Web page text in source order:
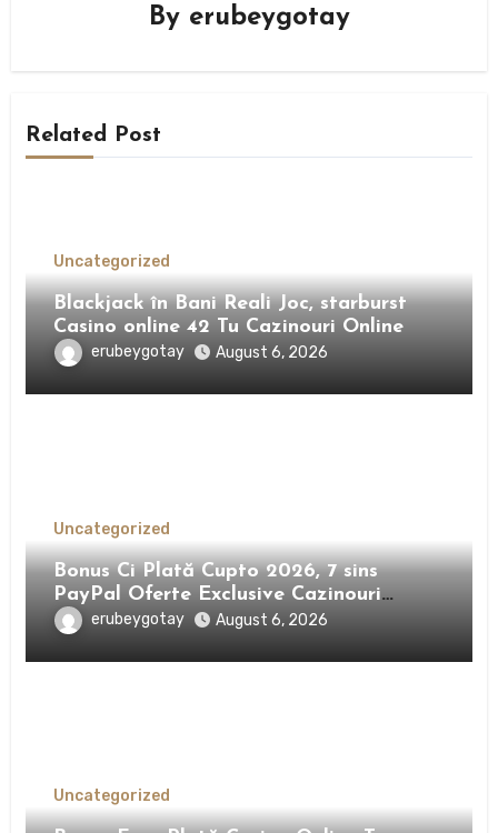
By erubeygotay
Related Post
Uncategorized
Blackjack în Bani Reali Joc, starburst
Casino online 42 Tu Cazinouri Online
erubeygotay August 6, 2026
Uncategorized
Bonus Ci Plată Cupto 2026, 7 sins
PayPal Oferte Exclusive Cazinouri
România
erubeygotay August 6, 2026
Uncategorized